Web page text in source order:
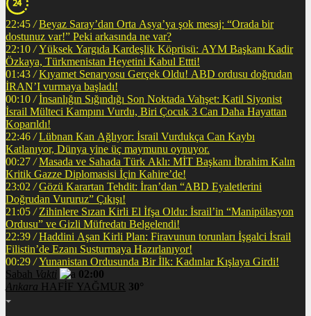
22:45 / Beyaz Saray’dan Orta Asya’ya şok mesaj: “Orada bir
dostunuz var!” Peki arkasında ne var?
22:10 / Yüksek Yargıda Kardeşlik Köprüsü: AYM Başkanı Kadir
Özkaya, Türkmenistan Heyetini Kabul Ettti!
01:43 / Kıyamet Senaryosu Gerçek Oldu! ABD ordusu doğrudan
İRAN’I vurmaya başladı!
00:10 / İnsanlığın Sığındığı Son Noktada Vahşet: Katil Siyonist
İsrail Mülteci Kampını Vurdu, Biri Çocuk 3 Can Daha Hayattan
Koparıldı!
22:46 / Lübnan Kan Ağlıyor: İsrail Vurdukça Can Kaybı
Katlanıyor, Dünya yine üç maymunu oynuyor.
00:27 / Masada ve Sahada Türk Aklı: MİT Başkanı İbrahim Kalın
Kritik Gazze Diplomasisi İçin Kahire’de!
23:02 / Gözü Karartan Tehdit: İran’dan “ABD Eyaletlerini
Doğrudan Vururuz” Çıkışı!
21:05 / Zihinlere Sızan Kirli El İfşa Oldu: İsrail’in “Manipülasyon
Ordusu” ve Gizli Müfredatı Belgelendi!
22:39 / Haddini Aşan Kirli Plan: Firavunun torunları İşgalci İsrail
Filistin’de Ezanı Susturmaya Hazırlanıyor!
00:29 / Yunanistan Ordusunda Bir İlk: Kadınlar Kışlaya Girdi!
Sabah Vakti
02:00
Ankara HAFİF YAĞMUR 30°